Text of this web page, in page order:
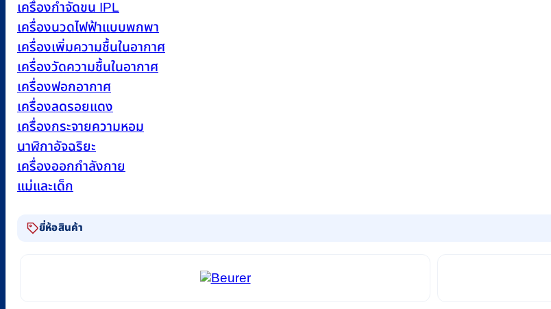
เครื่องกำจัดขน IPL
เครื่องนวดไฟฟ้าแบบพกพา
เครื่องเพิ่มความชื้นในอากาศ
เครื่องวัดความชื้นในอากาศ
เครื่องฟอกอากาศ
เครื่องลดรอยแดง
เครื่องกระจายความหอม
นาฬิกาอัจฉริยะ
เครื่องออกกำลังกาย
แม่และเด็ก
ยี่ห้อสินค้า